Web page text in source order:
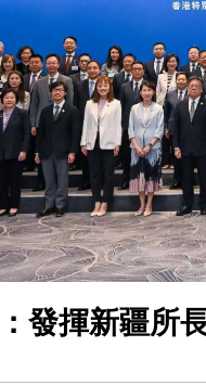
「ATM」發力 恒生科技
流瓶頸 武穴重點港口
辦國際航空貨運樞紐
一輛的士左搖右擺 警
益佔比 178%，魯信
字領域互聯互通 中國
：發揮新疆所